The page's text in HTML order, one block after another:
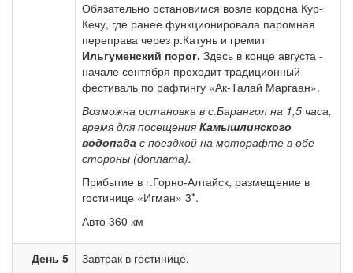
Обязательно остановимся возле кордона Кур-
Кечу, где ранее функционировала паромная
переправа через р.Катунь и гремит
Ильгуменский порог. Здесь в конце августа -
начале сентября проходит традиционный
фестиваль по рафтингу «Ак-Талай Маргаан».
Возможна остановка в с.Барангол на 1,5 часа,
время для посещения Камышлинского
водопада с поездкой на моторафте в обе
стороны (доплата).
Прибытие в г.Горно-Алтайск, размещение в
гостинице «Игман» 3*.
Авто 360 км
День 5
Завтрак в гостинице.